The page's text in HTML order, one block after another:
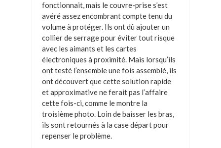
fonctionnait, mais le couvre-prise s’est
avéré assez encombrant compte tenu du
volume à protéger. Ils ont dû ajouter un
collier de serrage pour éviter tout risque
avec les aimants et les cartes
électroniques à proximité. Mais lorsqu’ils
ont testé l’ensemble une fois assemblé, ils
ont découvert que cette solution rapide
et approximative ne ferait pas l’affaire
cette fois-ci, comme le montre la
troisième photo. Loin de baisser les bras,
ils sont retournés à la case départ pour
repenser le problème.